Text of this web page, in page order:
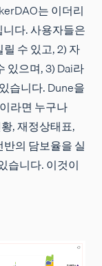
는 이더리
다. 사용자들은
수 있고, 2) 자
있으며, 3) Dai라
습니다. Dune을
라면 누구나
, 재정상태표,
의 담보율을 실
습니다. 이것이